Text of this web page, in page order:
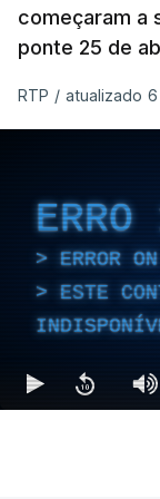
começaram a
ponte 25 de
RTP / atualizado
ERRO
ERROR
ESTE